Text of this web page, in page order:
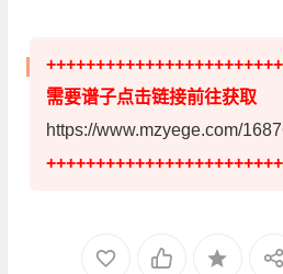
需要谱子点击链接前往获取
https://www.mzyege.com/